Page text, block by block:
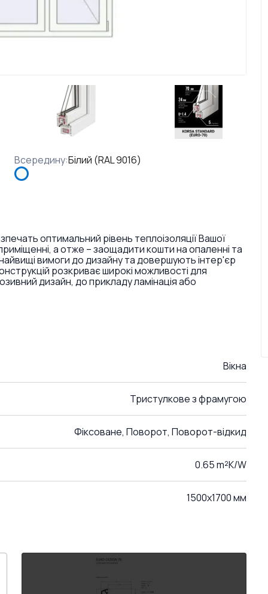
Всередину:Білий (RAL 9016)
оптимальний рівень теплоізоляції Вашої
а отже – заощадити кошти на опаленні та
вимоги до дизайну та довершують інтер'єр
розкриває широкі можливості для
дизайн, до прикладу ламінація або
Вікна
Тристулкове з фрамугою
Фіксоване, Поворот, Поворот-відкид
0.65 m²K/W
1500x1700 мм